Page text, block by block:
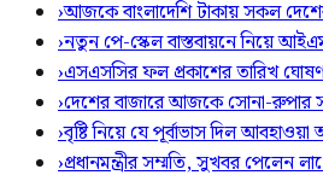
›আজকে বাংলাদেশি টাকায় সকল
›নতুন পে-স্কেল বাস্তবায়নে নিয়ে
›এসএসসির ফল প্রকাশের তারিখ
›দেশের বাজারে আজকে সোনা-রুপার
›বৃষ্টি নিয়ে যে পূর্বাভাস দিল
›প্রধানমন্ত্রীর সম্মতি, সুখবর পেলেন